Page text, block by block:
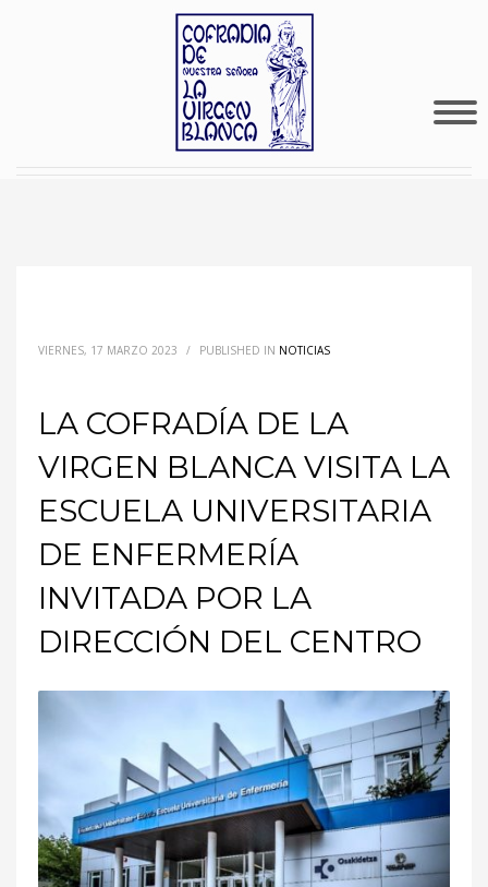
VIERNES, 17 MARZO 2023 / PUBLISHED IN NOTICIAS
LA COFRADÍA DE LA
VIRGEN BLANCA VISITA LA
ESCUELA UNIVERSITARIA
DE ENFERMERÍA
INVITADA POR LA
DIRECCIÓN DEL CENTRO